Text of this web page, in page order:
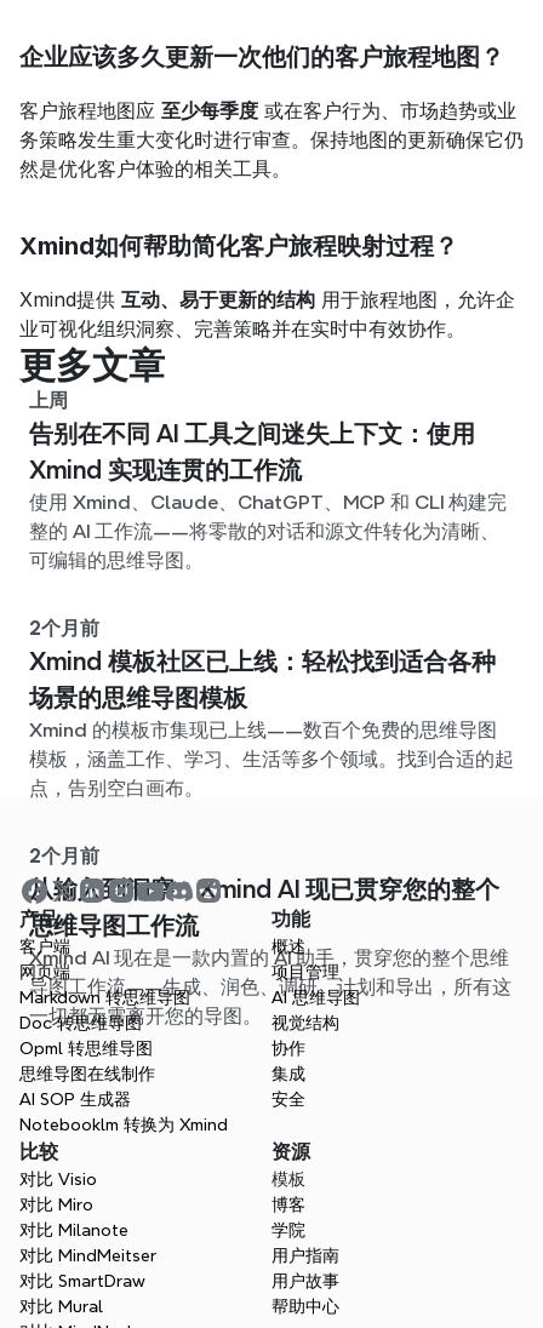
企业应该多久更新一次他们的客户旅程地图？
客户旅程地图应 至少每季度 或在客户行为、市场趋势或业
务策略发生重大变化时进行审查。保持地图的更新确保它仍
然是优化客户体验的相关工具。
Xmind如何帮助简化客户旅程映射过程？
Xmind提供 互动、易于更新的结构 用于旅程地图，允许企
业可视化组织洞察、完善策略并在实时中有效协作。
更多文章
上周
告别在不同 AI 工具之间迷失上下文：使用
Xmind 实现连贯的工作流
使用 Xmind、Claude、ChatGPT、MCP 和 CLI 构建完
整的 AI 工作流——将零散的对话和源文件转化为清晰、
可编辑的思维导图。
2个月前
Xmind 模板社区已上线：轻松找到适合各种
场景的思维导图模板
Xmind 的模板市集现已上线——数百个免费的思维导图
模板，涵盖工作、学习、生活等多个领域。找到合适的起
点，告别空白画布。
2个月前
从输入到洞察：Xmind AI 现已贯穿您的整个
思维导图工作流
Xmind AI 现在是一款内置的 AI 助手，贯穿您的整个思维
导图工作流——生成、润色、调研、计划和导出，所有这
一切都无需离开您的导图。
产品
客户端
网页端
Markdown 转思维导图
Doc 转思维导图
Opml 转思维导图
思维导图在线制作
AI SOP 生成器
Notebooklm 转换为 Xmind
功能
概述
项目管理
AI 思维导图
视觉结构
协作
集成
安全
比较
对比 Visio
对比 Miro
对比 Milanote
对比 MindMeitser
对比 SmartDraw
对比 Mural
资源
模板
博客
学院
用户指南
用户故事
帮助中心